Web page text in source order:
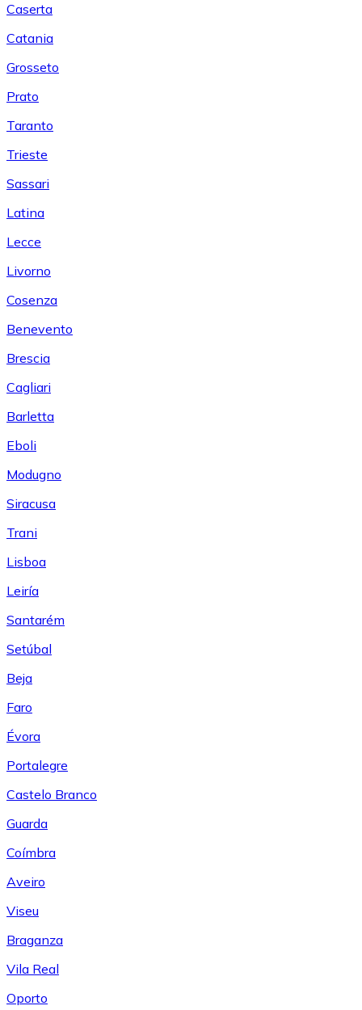
Caserta
Catania
Grosseto
Prato
Taranto
Trieste
Sassari
Latina
Lecce
Livorno
Cosenza
Benevento
Brescia
Cagliari
Barletta
Eboli
Modugno
Siracusa
Trani
Lisboa
Leiría
Santarém
Setúbal
Beja
Faro
Évora
Portalegre
Castelo Branco
Guarda
Coímbra
Aveiro
Viseu
Braganza
Vila Real
Oporto